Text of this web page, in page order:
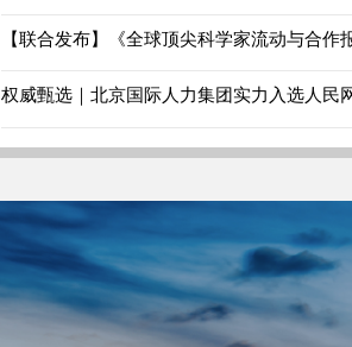
【联合发布】《全球顶尖科学家流动与合作
权威甄选｜北京国际人力集团实力入选人民